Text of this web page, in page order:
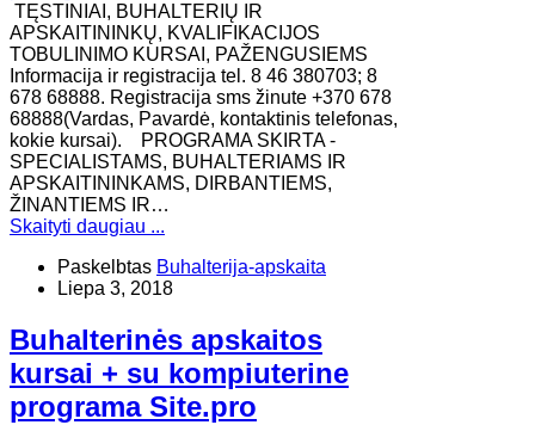
TĘSTINIAI, BUHALTERIŲ IR
APSKAITININKŲ, KVALIFIKACIJOS
TOBULINIMO KURSAI, PAŽENGUSIEMS
Informacija ir registracija tel. 8 46 380703; 8
678 68888. Registracija sms žinute +370 678
68888(Vardas, Pavardė, kontaktinis telefonas,
kokie kursai). ​PROGRAMA SKIRTA -
SPECIALISTAMS, BUHALTERIAMS IR
APSKAITININKAMS, DIRBANTIEMS,
ŽINANTIEMS IR…
Skaityti daugiau ...
Paskelbtas Buhalterija-apskaita
Liepa 3, 2018
Buhalterinės apskaitos
kursai + su kompiuterine
programa Site.pro